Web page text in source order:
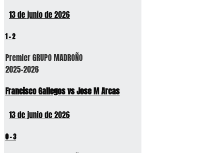
13 de junio de 2026
1-2
Premier GRUPO MADROÑO
2025-2026
Francisco Gallegos vs Jose M Arcas
13 de junio de 2026
0-3